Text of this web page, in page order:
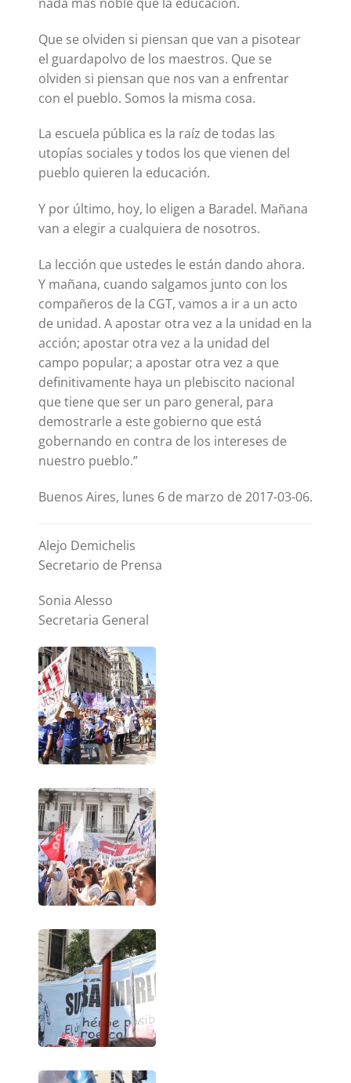
Que se olviden si piensan que van a pisotear
el guardapolvo de los maestros. Que se
olviden si piensan que nos van a enfrentar
con el pueblo. Somos la misma cosa.
La escuela pública es la raíz de todas las
utopías sociales y todos los que vienen del
pueblo quieren la educación.
Y por último, hoy, lo eligen a Baradel. Mañana
van a elegir a cualquiera de nosotros.
La lección que ustedes le están dando ahora.
Y mañana, cuando salgamos junto con los
compañeros de la CGT, vamos a ir a un acto
de unidad. A apostar otra vez a la unidad en la
acción; apostar otra vez a la unidad del
campo popular; a apostar otra vez a que
definitivamente haya un plebiscito nacional
que tiene que ser un paro general, para
demostrarle a este gobierno que está
gobernando en contra de los intereses de
nuestro pueblo.”
Buenos Aires, lunes 6 de marzo de 2017-03-06.
Alejo Demichelis
Secretario de Prensa
Sonia Alesso
Secretaria General